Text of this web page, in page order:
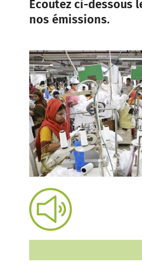
Écoutez ci-dessous
nos émissions.